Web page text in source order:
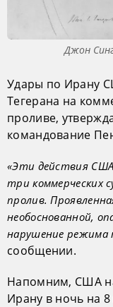
Джон
Удары по Ирану
Тегерана на
проливе,
командование
«Эти действия
три коммерческих
пролив.
необоснованной,
нарушение режима
сообщении.
Напомним, США
Ирану в ночь на